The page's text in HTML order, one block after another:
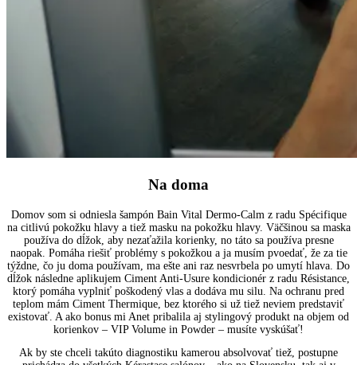
Na doma
Domov som si odniesla šampón Bain Vital Dermo-Calm z radu Spécifique
na citlivú pokožku hlavy a tiež masku na pokožku hlavy. Väčšinou sa maska
používa do dĺžok, aby nezaťažila korienky, no táto sa používa presne
naopak. Pomáha riešiť problémy s pokožkou a ja musím pvoedať, že za tie
týždne, čo ju doma používam, ma ešte ani raz nesvrbela po umytí hlava. Do
dĺžok následne aplikujem Ciment Anti-Usure kondicionér z radu Résistance,
ktorý pomáha vyplniť poškodený vlas a dodáva mu silu. Na ochranu pred
teplom mám Ciment Thermique, bez ktorého si už tiež neviem predstaviť
existovať. A ako bonus mi Anet pribalila aj stylingový produkt na objem od
korienkov – VIP Volume in Powder – musíte vyskúšať!
Ak by ste chceli takúto diagnostiku kamerou absolvovať tiež, postupne